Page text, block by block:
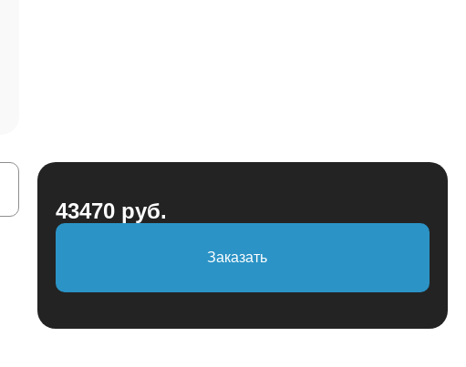
43470 руб.
Заказать